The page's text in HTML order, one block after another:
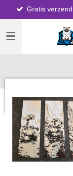
direct
naar
hoofdinhoud
Gratis